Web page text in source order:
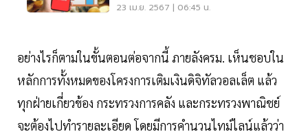
23 เม.ย. 2567 | 06:45 น.
อย่างไรก็ตามในขั้นตอนต่อจากนี้ ภายลังครม. เห็นชอบใน
หลักการทั้งหมดของโครงการเติมเงินดิจิทัลวอลเล็ต แล้ว
ทุกฝ่ายเกี่ยวข้อง กระทรวงการคลัง และกระทรวงพาณิชย์
จะต้องไปทำรายละเอียด โดยมีการคำนวนไทม์ไลน์แล้วว่า